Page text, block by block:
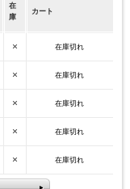
在
庫
カート
× 在庫切れ
× 在庫切れ
× 在庫切れ
× 在庫切れ
× 在庫切れ